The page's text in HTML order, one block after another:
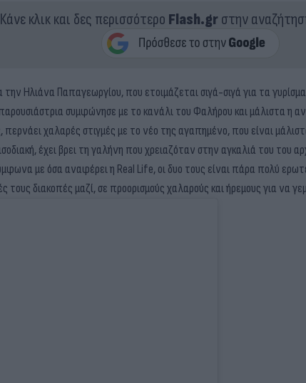
Κάνε κλικ και δες περισσότερο Flash.grστην
Ηλιάνα Παπαγεωργίου, που ετοιμάζεται σιγά-σιγά για τα
συμφώνησε με το κανάλι του Φαλήρου και μάλιστα η
περνάει χαλαρές στιγμές με το νέο της αγαπημένο, που είναι
έχει βρει τη γαλήνη που χρειαζόταν στην αγκαλιά του του
με όσα αναφέρει η Real Life, οι δυο τους είναι πάρα πολύ
τους διακοπές μαζί, σε προορισμούς χαλαρούς και ήρεμους για να